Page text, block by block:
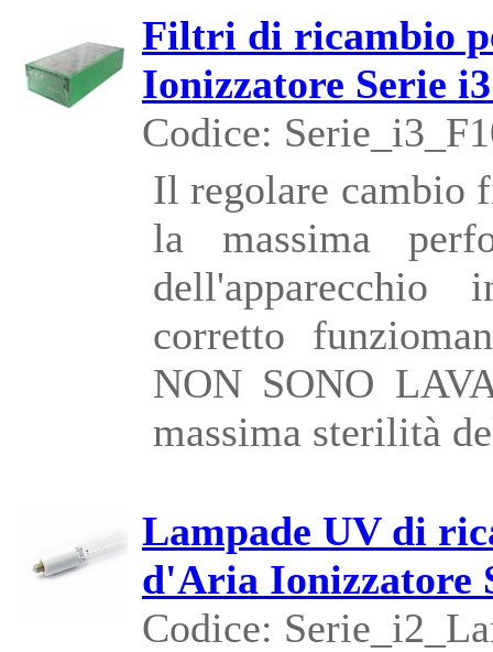
Filtri di ricambio
Ionizzatore Serie
Codice:
Il regolare cambio
la massima
dell'apparecchio
corretto
NON SONO
massima sterilità
Lampade UV di
d'Aria Ionizzatore
Codice: